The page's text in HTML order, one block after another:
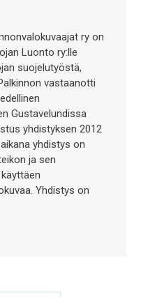
ry on
Luonto ry:lle
suojelutyöstä,
vastaanotti
Gustavelundissa
yhdistyksen 2012
yhdistys on
ja sen
Yhdistys on